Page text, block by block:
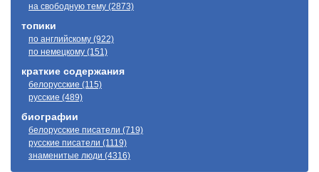
на свободную тему (2873)
топики
по английскому (922)
по немецкому (151)
краткие содержания
белорусские (115)
русские (489)
биографии
белорусские писатели (719)
русские писатели (1119)
знаменитые люди (4316)